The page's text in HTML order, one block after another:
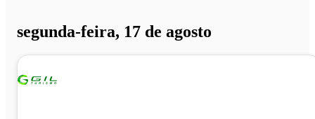
segunda-feira, 17 de agosto